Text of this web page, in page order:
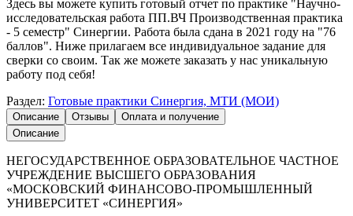
Здесь вы можете купить готовый отчет по практике "Научно-
исследовательская работа ПП.ВЧ Производственная практика
- 5 семестр" Синергии. Работа была сдана в 2021 году на "76
баллов". Ниже прилагаем все индивидуальное задание для
сверки со своим. Так же можете заказать у нас уникальную
работу под себя!
Раздел: Готовые практики Синергия, МТИ (МОИ)
Описание Отзывы
Оплата и получение
Описание
НЕГОСУДАРСТВЕННОЕ ОБРАЗОВАТЕЛЬНОЕ ЧАСТНОЕ
УЧРЕЖДЕНИЕ ВЫСШЕГО ОБРАЗОВАНИЯ
«МОСКОВСКИЙ ФИНАНСОВО-ПРОМЫШЛЕННЫЙ
УНИВЕРСИТЕТ «СИНЕРГИЯ»